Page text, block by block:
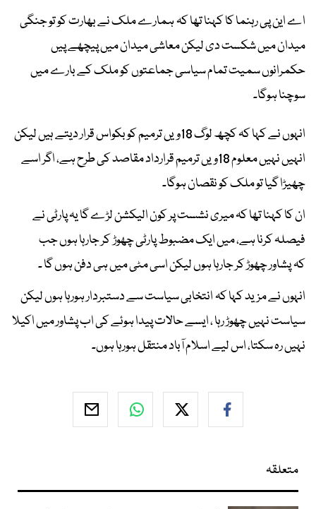
اے این پی رہنما کا کہنا تھا کہ ہمارے ملک نے بھارت کو تو جنگی
میدان میں شکست دی لیکن معاشی میدان میں پیچھے پیں
حکمرانوں سمیت تمام سیاسی جماعتوں کو ملک کے بارے میں
سوچنا ہوگا۔
انہوں نے کہا کہ کچھ لوگ 18ویں ترمیم کو بکواس قرار دیتے ہیں لیکن
انہیں نہیں معلوم 18ویں ترمیم قرارداد مقاصد کی طرح ہے، اگر اسے
چھیڑا گیا تو ملک کو نقصان ہوگا۔
ان کا کہنا تھا کہ میری نشست پر کون الیکشن لڑے گا یہ پارٹی نے
فیصلہ کرنا ہے، میں ایک مضبوط پارٹی چھوڑ کر جارہا ہوں جب
کہ پشاور چھوڑ کر جارہا ہوں لیکن اسی مٹی میں ہی دفن ہوں گا ۔
انہوں نے مزید کہا کہ انتخابی سیاست سے دستبردار ہورہا ہوں لیکن
سیاست نہیں چھوڑ رہا ، ایسے حالات پیدا ہوئے کی اب پشاور میں اکیلا
نہیں رہ سکتا، اس لیے اسلام آباد منتقل ہورہا ہوں۔
متعلقہ